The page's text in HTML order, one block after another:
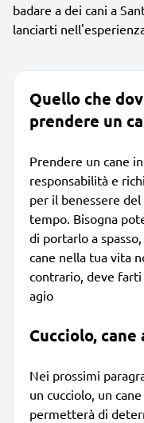
badare a dei cani a
lanciarti
Quello che
prendere un
Prendere un cane
responsabilità e
per il benessere
tempo. Bisogna
di portarlo a
cane nella tua vita
contrario, deve
agio
Cucciolo,
Nei prossimi
un cucciolo, un
permetterà di